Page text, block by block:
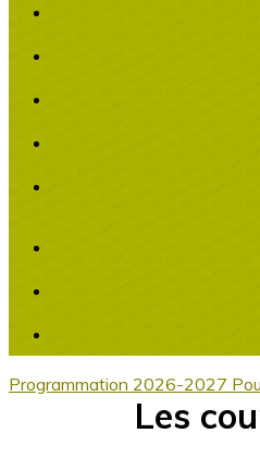
Programmation 2026-2027
Les